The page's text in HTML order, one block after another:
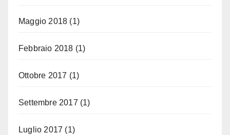
Maggio 2018 (1)
Febbraio 2018 (1)
Ottobre 2017 (1)
Settembre 2017 (1)
Luglio 2017 (1)